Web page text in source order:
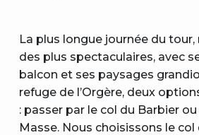
La plus longue journée du tour,
des plus spectaculaires, avec
balcon et ses paysages
refuge de l’Orgère, deux
: passer par le col du Barbier
Masse. Nous choisissons le col